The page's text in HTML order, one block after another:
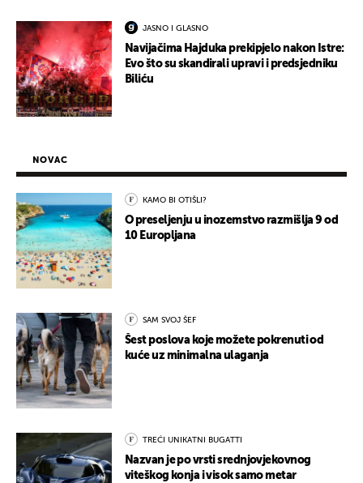
JASNO I GLASNO
Navijačima Hajduka prekipjelo nakon Istre:
Evo što su skandirali upravi i predsjedniku
Biliću
NOVAC
KAMO BI OTIŠLI?
O preseljenju u inozemstvo razmišlja 9 od
10 Europljana
SAM SVOJ ŠEF
Šest poslova koje možete pokrenuti od
kuće uz minimalna ulaganja
TREĆI UNIKATNI BUGATTI
Nazvan je po vrsti srednjovjekovnog
viteškog konja i visok samo metar